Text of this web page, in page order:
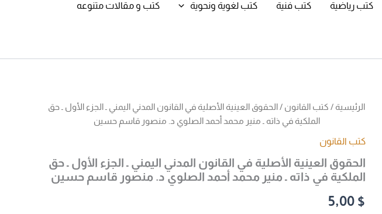
كتب رياضية كتب فنية كتب لغوية ونحوية كتب و مقالات متنوعه
الرئيسية / كتب القانون / الحقوق العينية الأصلية في القانون المدني اليمني ـ الجزء الأول ـ حق
الملكية في ذاته ـ منير محمد أحمد الصلوي د. منصور قاسم حسين
كتب القانون
الحقوق العينية الأصلية في القانون المدني اليمني ـ الجزء الأول ـ حق
الملكية في ذاته ـ منير محمد أحمد الصلوي د. منصور قاسم حسين
5,00 $
كمية
الأصلية
القانون
المدني